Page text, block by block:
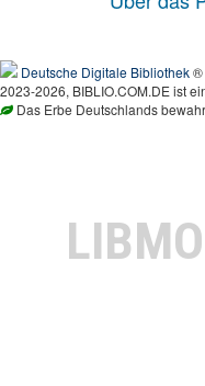
Deutsche Digitale Bibliothek®
2023-2026, BIBLIO.COM.DE ist
Das Erbe Deutschlands